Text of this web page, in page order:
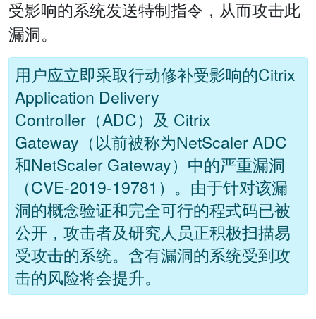
受影响的系统发送特制指令，从而攻击此
漏洞。
用户应立即采取行动修补受影响的Citrix
Application Delivery
Controller（ADC）及 Citrix
Gateway（以前被称为NetScaler ADC
和NetScaler Gateway）中的严重漏洞
（CVE-2019-19781）。由于针对该漏
洞的概念验证和完全可行的程式码已被
公开，攻击者及研究人员正积极扫描易
受攻击的系统。含有漏洞的系统受到攻
击的风险将会提升。